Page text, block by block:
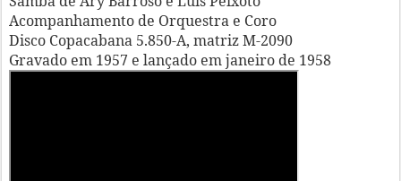
Acompanhamento de Orquestra e Coro
Disco Copacabana 5.850-A, matriz M-2090
Gravado em 1957 e lançado em janeiro de 1958